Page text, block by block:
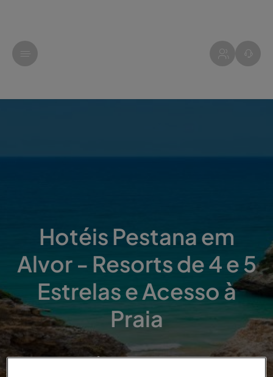
Hotéis Pestana em
Alvor - Resorts de 4 e 5
Estrelas e Acesso à
Praia
ALGARVE AUTÊNTICO, ENTRE RIA, PRAIA E